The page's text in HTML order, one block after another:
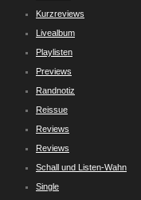
Kurzreviews
Livealbum
Playlisten
Previews
Randnotiz
Reissue
Reviews
Reviews
Schall und Listen-Wahn
Single